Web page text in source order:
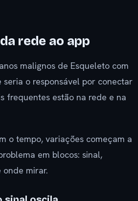
rede ao app
malignos de Esqueleto com
o responsável por conectar
frequentes estão na rede e na
o tempo, variações começam a
em blocos: sinal,
onde mirar.